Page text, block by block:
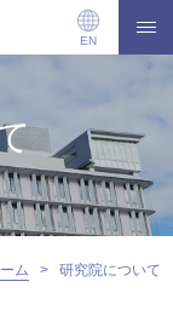
EN
ム > 研究院について